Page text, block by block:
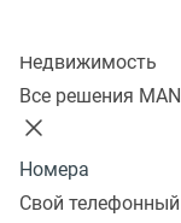
Недвижимость
Все решения
Номера
Свой
Все о
на сайте